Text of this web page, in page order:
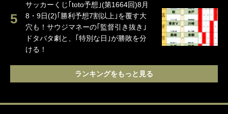
サッカーくじ｢toto予想｣(第1664回)8月
8・9日(2)｢勝利予想7割以上｣を覆す大
穴も！サウジマネーの｢監督引き抜き｣
ドタバタ劇と、｢特別な日｣が勝敗を分
ける！
ランキングをもっと見る